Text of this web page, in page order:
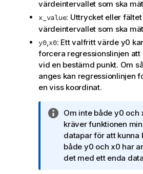
värdeintervallet som ska
x_value: Uttrycket eller
värdeintervallet som ska
y0,x0: Ett valfritt värde y0
forcera regressionslinjen att
vid en bestämd punkt. Om
anges kan regressionlinjen
en viss koordinat.
A
n
t
e
c
Om inte både y0 och
kräver funktionen
datapar för att kunna
både y0 och x0 har
det med ett enda